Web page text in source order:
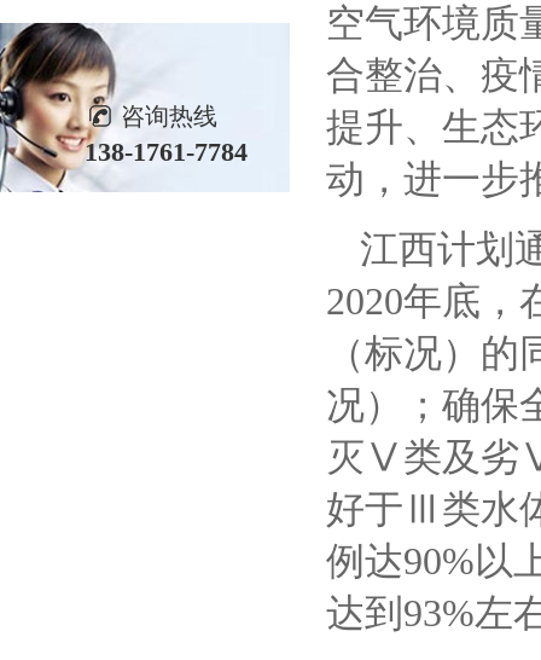
咨询热线
138-1761-7784
空气环境质
合整治、疫
提升、生态
动，进一步
江西计划
2020年底，
（标况）
况）；确保
灭Ⅴ类及劣
好于Ⅲ类水
例达90%以
达到93%左